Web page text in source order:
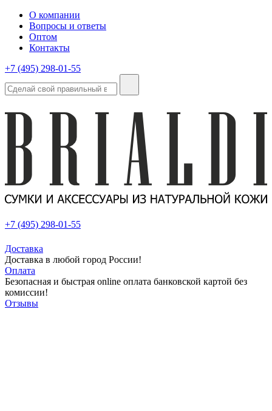
О компании
Вопросы и ответы
Оптом
Контакты
+7 (495) 298-01-55
+7 (495) 298-01-55
Доставка
Доставка в любой город России!
Оплата
Безопасная и быстрая online оплата банковской картой без
комиссии!
Отзывы